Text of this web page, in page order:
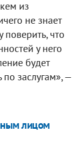
из
не знает
поверить, что
у него
будет
заслугам», —
лицом